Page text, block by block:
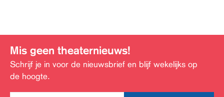
Mis geen theaternieuws!
Schrijf je in voor de nieuwsbrief en blijf wekelijks op
de hoogte.